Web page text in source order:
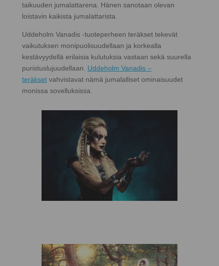
taikuuden jumalattarena. Hänen sanotaan olevan
loistavin kaikista jumalattarista.
Uddeholm Vanadis -tuoteperheen teräkset tekevät
vaikutuksen monipuolisuudellaan ja korkealla
kestävyydellä erilaisia ​​kulutuksia vastaan ​​sekä suurella
puristuslujuudellaan. Uddeholm Vanadis –
teräksetvahvistavat nämä jumalalliset ominaisuudet
monissa sovelluksissa.